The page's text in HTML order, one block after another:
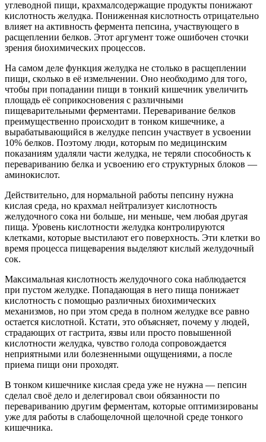
углеводной пищи, крахмалсодержащие продукты понижают
кислотность желудка. Пониженная кислотность отрицательно
влияет на активность фермента пепсина, участвующего в
расщеплении белков. Этот аргумент тоже ошибочен сточки
зрения биохимических процессов.
На самом деле функция желудка не столько в расщеплении
пищи, сколько в её измельчении. Оно необходимо для того,
чтобы при попадании пищи в тонкий кишечник увеличить
площадь её соприкосновения с различными
пищеварительными ферментами. Переваривание белков
преимущественно происходит в тонком кишечнике, а
вырабатывающийся в желудке пепсин участвует в усвоении
10% белков. Поэтому люди, которым по медицинским
показаниям удаляли части желудка, не теряли способность к
перевариванию белка и усвоению его структурных блоков —
аминокислот.
Действительно, для нормальной работы пепсину нужна
кислая среда, но крахмал нейтрализует кислотность
желудочного сока ни больше, ни меньше, чем любая другая
пища. Уровень кислотности желудка контролируются
клетками, которые выстилают его поверхность. Эти клетки во
время процесса пищеварения выделяют кислый желудочный
сок.
Максимальная кислотность желудочного сока наблюдается
при пустом желудке. Попадающая в него пища понижает
кислотность с помощью различных биохимических
механизмов, но при этом среда в полном желудке все равно
остается кислотной. Кстати, это объясняет, почему у людей,
страдающих от гастрита, язвы или просто повышенной
кислотности желудка, чувство голода сопровождается
неприятными или болезненными ощущениями, а после
приема пищи они проходят.
В тонком кишечнике кислая среда уже не нужна — пепсин
сделал своё дело и делегировал свои обязанности по
перевариванию другим ферментам, которые оптимизированы
уже для работы в слабощелочной щелочной среде тонкого
кишечника.